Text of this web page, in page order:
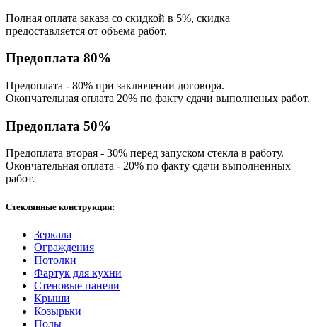
Полная оплата заказа со скидкой в 5%, скидка
предоставляется от объема работ.
Предоплата 80%
Предоплата - 80% при заключении договора.
Окончательная оплата 20% по факту сдачи выполненых работ.
Предоплата 50%
Предоплата вторая - 30% перед запуском стекла в работу.
Окончательная оплата - 20% по факту сдачи выполненных
работ.
Стеклянные конструкции:
Зеркала
Ограждения
Потолки
Фартук для кухни
Стеновые панели
Крыши
Козырьки
Полы